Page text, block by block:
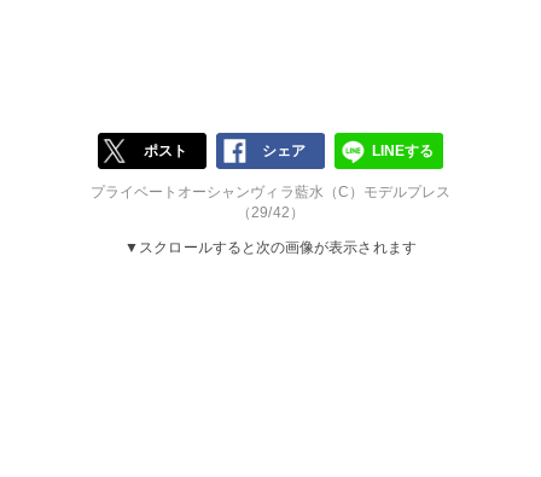
ポスト シェア LINEする
プライベートオーシャンヴィラ藍水（C）モデルプレス
（29/42）
▼スクロールすると次の画像が表示されます